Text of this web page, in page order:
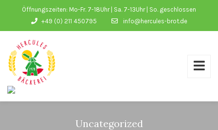
Öffnungszeiten: Mo-Fr. 7-18Uhr | Sa. 7-13Uhr | So. geschlossen
+49 (0) 211 450795
info@hercules-brot.de
Uncategorized